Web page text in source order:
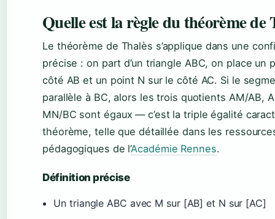
Quelle est la règle du théorème de
Le théorème de Thalès s’applique dans une
précise : on part d’un triangle ABC, on place un
côté AB et un point N sur le côté AC. Si le
parallèle à BC, alors les trois quotients AM/AB,
MN/BC sont égaux — c’est la triple égalité
théorème, telle que détaillée dans les
pédagogiques de l’Académie Rennes.
Définition précise
Un triangle ABC avec M sur [AB] et N sur [AC]